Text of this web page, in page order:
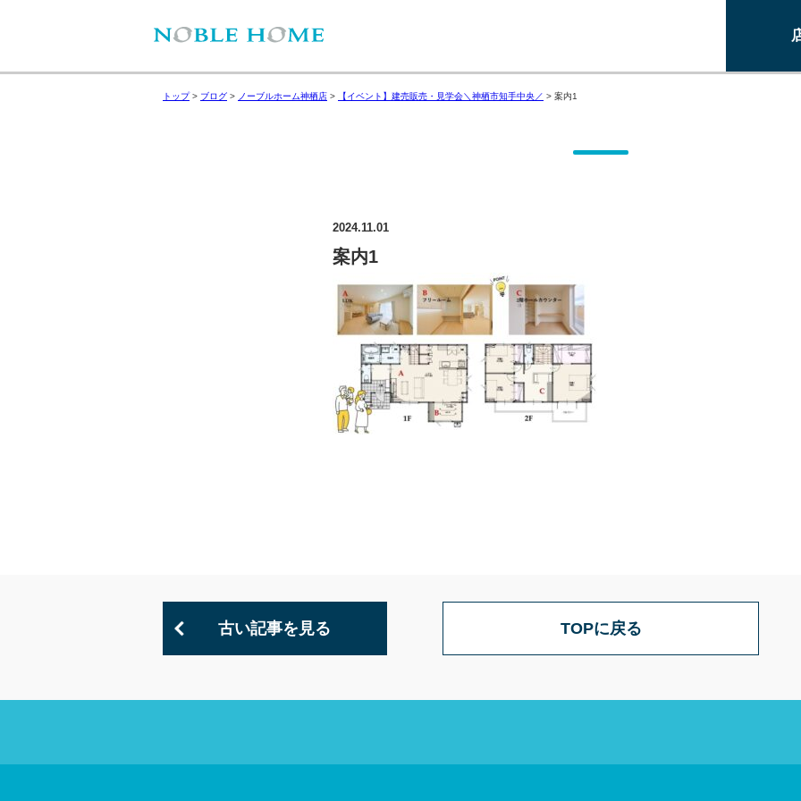
トップ> ブログ > ノーブルホーム神栖店 > 【イベント】建売販売・見学会＼神栖市知手中央／ > 案内1
2024.11.01
案内1
古い記事を見る TOPに戻る